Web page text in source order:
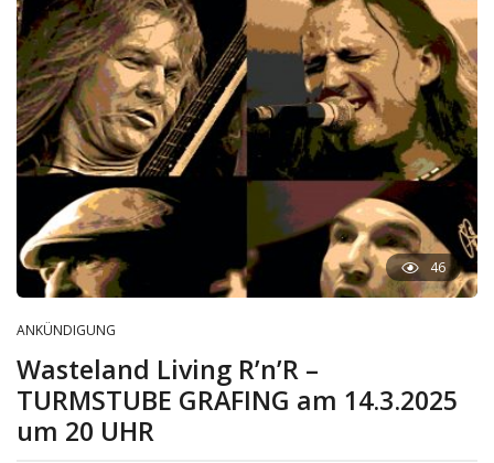
46
ANKÜNDIGUNG
Wasteland Living R’n’R –
TURMSTUBE GRAFING am 14.3.2025
um 20 UHR